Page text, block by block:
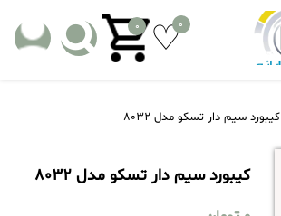
0
0
کیبورد سیم دار تسکو مدل 8032
کیبورد سیم دار تسکو مدل 8032